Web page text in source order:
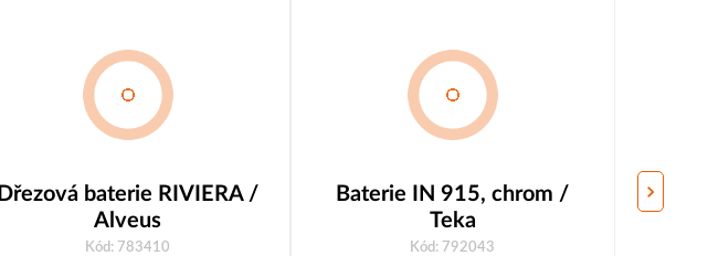
Dřezová baterie RIVIERA /
Alveus
Kód: 783410
Baterie IN 915, chrom /
Teka
Kód: 792043